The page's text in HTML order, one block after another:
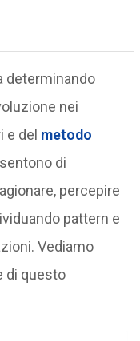
determinando
nei
del metodo
di
percepire
pattern e
Vediamo
di questo